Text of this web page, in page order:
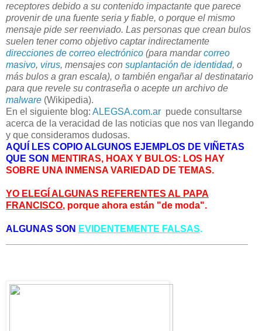
receptores debido a su contenido impactante que parece
provenir de una fuente seria y fiable, o porque el mismo
mensaje pide ser reenviado. Las personas que crean bulos
suelen tener como objetivo captar indirectamente
direcciones de correo electrónico (para mandarcorreo
masivo, virus, mensajes con suplantación de identidad, o
más bulos a gran escala), o también engañar al destinatario
para que revele su contraseña o acepte un archivo de
malware (Wikipedia).
En el siguiente blog: ALEGSA.com.ar puede consultarse
acerca de la veracidad de las noticias que nos van llegando
y que consideramos dudosas.
AQUÍ LES COPIO ALGUNOS EJEMPLOS DE VIÑETAS
QUE SON MENTIRAS, HOAX Y BULOS: LOS HAY
SOBRE UNA INMENSA VARIEDAD DE TEMAS.
YO ELEGÍ ALGUNAS REFERENTES AL PAPA
FRANCISCO, porque ahora están "de moda".
ALGUNAS SON EVIDENTEMENTE FALSAS.